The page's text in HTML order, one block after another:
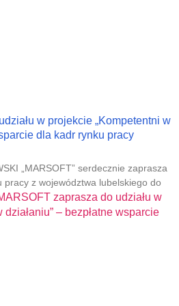
w projekcie „Kompetentni w
dla kadr rynku pracy
„MARSOFT” serdecznie zaprasza
pracy z województwa lubelskiego do
zaprasza do udziału w
– bezpłatne wsparcie